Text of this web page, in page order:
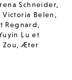
Schneider,
Victoria Belen ,
Regnard,
Lu et
Zou, Æter